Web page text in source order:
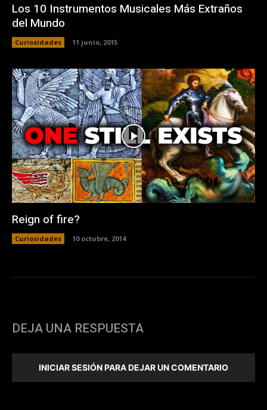
Los 10 Instrumentos Musicales Más Extraños
del Mundo
Curiosidades 11 junio, 2015
Reign of fire?
Curiosidades 10 octubre, 2014
DEJA UNA RESPUESTA
INICIAR SESIÓN PARA DEJAR UN COMENTARIO